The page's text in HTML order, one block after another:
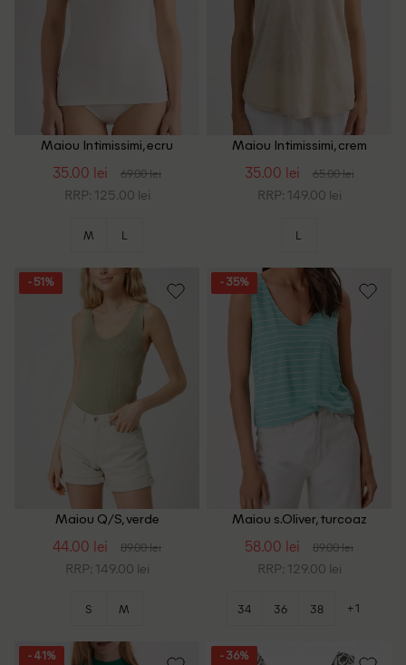
Maiou Intimissimi, ecru
35.00 lei 69.00 lei
RRP: 125.00 lei
M L
Maiou Intimissimi, crem
35.00 lei 65.00 lei
RRP: 149.00 lei
L
- 51%
Maiou Q/S, verde
44.00 lei 89.00 lei
RRP: 149.00 lei
S M
- 35%
Maiou s.Oliver, turcoaz
58.00 lei 89.00 lei
RRP: 129.00 lei
34 36 38 +1
- 41% - 36%